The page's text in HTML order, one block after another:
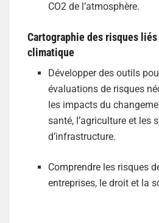
CO2 de l’atmosphère.
Cartographie des risques
climatique
Développer des outils
évaluations de risques
les impacts du
santé, l’agriculture et les
d’infrastructure.
Comprendre les risques
entreprises, le droit et la